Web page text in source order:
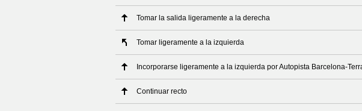
Tomar la salida ligeramente a la derecha
Tomar ligeramente a la izquierda
Incorporarse ligeramente a la izquierda por Autopista Barcelona-
Continuar recto